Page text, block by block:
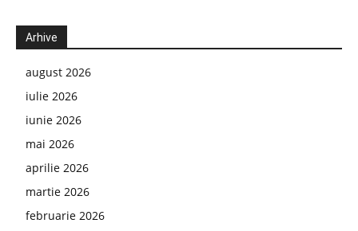
Arhive
august 2026
iulie 2026
iunie 2026
mai 2026
aprilie 2026
martie 2026
februarie 2026